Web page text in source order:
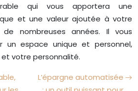
qui vous apportera une
et une valeur ajoutée à votre
nombreuses années. Il vous
un espace unique et personnel,
votre personnalité.
L’épargne automatisée